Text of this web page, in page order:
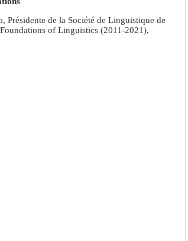
de la Société de Linguistique de
of Linguistics (2011-2021),